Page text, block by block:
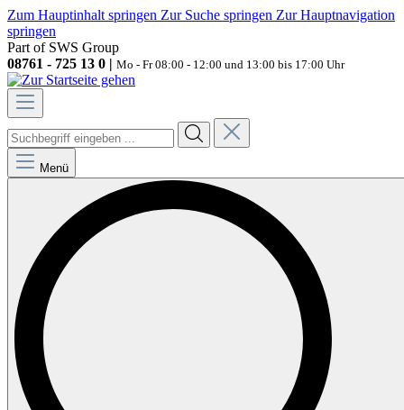
Zum Hauptinhalt springen Zur Suche springen Zur Hauptnavigation
springen
Part of SWS Group
08761 - 725 13 0 | Mo - Fr 08:00 - 12:00 und 13:00 bis 17:00 Uhr
Menü